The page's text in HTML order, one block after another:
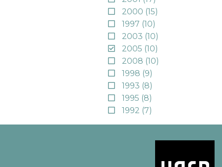
2000 (15)
1997 (10)
2003 (10)
2005 (10)
2008 (10)
1998 (9)
1993 (8)
1995 (8)
1992 (7)